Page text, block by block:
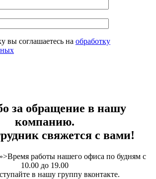
вы соглашаетесь на обработку
за обращение в нашу
компанию.
свяжется с вами!
работы нашего офиса по будням с
10.00 до 19.00
в нашу группу вконтакте.